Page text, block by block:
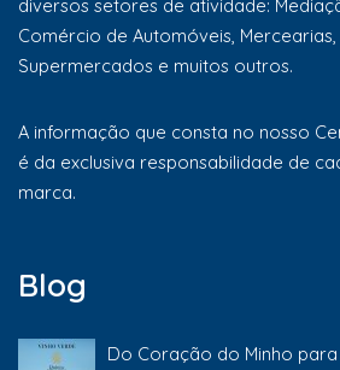
diversos setores de atividade:
Comércio de Automóveis, Mercearias,
Supermercados e muitos outros.
A informação que consta no nosso
é da exclusiva responsabilidade de
marca.
Blog
Do Coração do Minho